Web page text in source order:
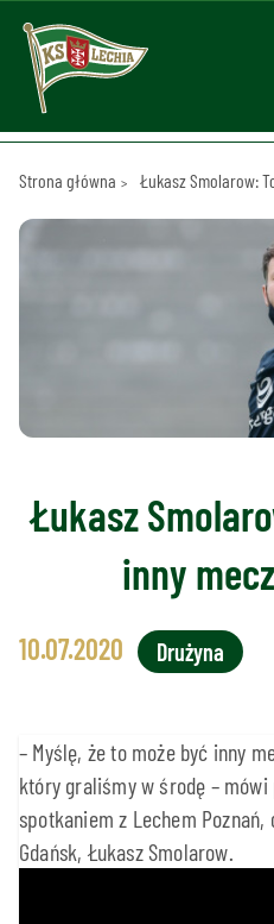
Strona główna Łukasz Smolarow:
Łukasz
inny
10.07.2020 Drużyna
– Myślę, że to może być inny
który graliśmy w środę –
spotkaniem z Lechem
Gdańsk, Łukasz Smolarow.